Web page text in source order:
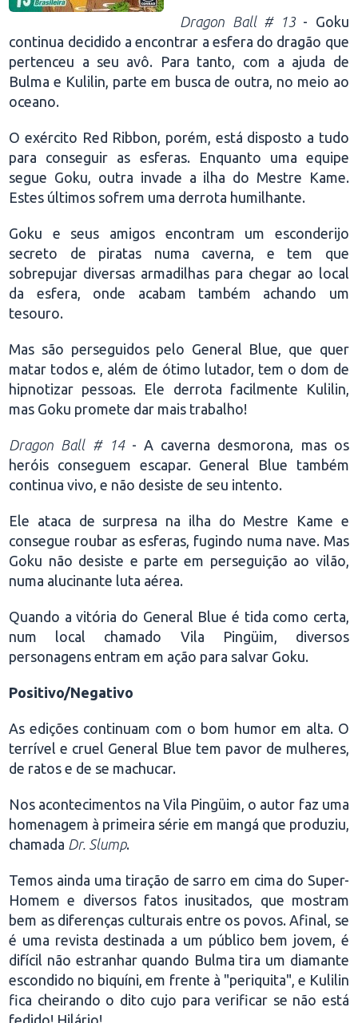
Dragon Ball # 13- Goku
continua decidido a encontrar a esfera do dragão que
pertenceu a seu avô. Para tanto, com a ajuda de
Bulma e Kulilin, parte em busca de outra, no meio ao
oceano.
O exército Red Ribbon, porém, está disposto a tudo
para conseguir as esferas. Enquanto uma equipe
segue Goku, outra invade a ilha do Mestre Kame.
Estes últimos sofrem uma derrota humilhante.
Goku e seus amigos encontram um esconderijo
secreto de piratas numa caverna, e tem que
sobrepujar diversas armadilhas para chegar ao local
da esfera, onde acabam também achando um
tesouro.
Mas são perseguidos pelo General Blue, que quer
matar todos e, além de ótimo lutador, tem o dom de
hipnotizar pessoas. Ele derrota facilmente Kulilin,
mas Goku promete dar mais trabalho!
Dragon Ball # 14- A caverna desmorona, mas os
heróis conseguem escapar. General Blue também
continua vivo, e não desiste de seu intento.
Ele ataca de surpresa na ilha do Mestre Kame e
consegue roubar as esferas, fugindo numa nave. Mas
Goku não desiste e parte em perseguição ao vilão,
numa alucinante luta aérea.
Quando a vitória do General Blue é tida como certa,
num local chamado Vila Pingüim, diversos
personagens entram em ação para salvar Goku.
Positivo/Negativo
As edições continuam com o bom humor em alta. O
terrível e cruel General Blue tem pavor de mulheres,
de ratos e de se machucar.
Nos acontecimentos na Vila Pingüim, o autor faz uma
homenagem à primeira série em mangá que produziu,
chamada Dr. Slump.
Temos ainda uma tiração de sarro em cima do Super-
Homem e diversos fatos inusitados, que mostram
bem as diferenças culturais entre os povos. Afinal, se
é uma revista destinada a um público bem jovem, é
difícil não estranhar quando Bulma tira um diamante
escondido no biquíni, em frente à "periquita", e Kulilin
fica cheirando o dito cujo para verificar se não está
fedido! Hilário!